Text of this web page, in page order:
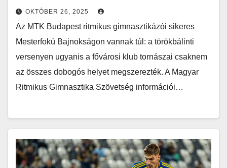
OKTÓBER 26, 2025
Az MTK Budapest ritmikus gimnasztikázói sikeres
Mesterfokú Bajnokságon vannak túl: a törökbálinti
versenyen ugyanis a fővárosi klub tornászai csaknem
az összes dobogós helyet megszerezték. A Magyar
Ritmikus Gimnasztika Szövetség információi…